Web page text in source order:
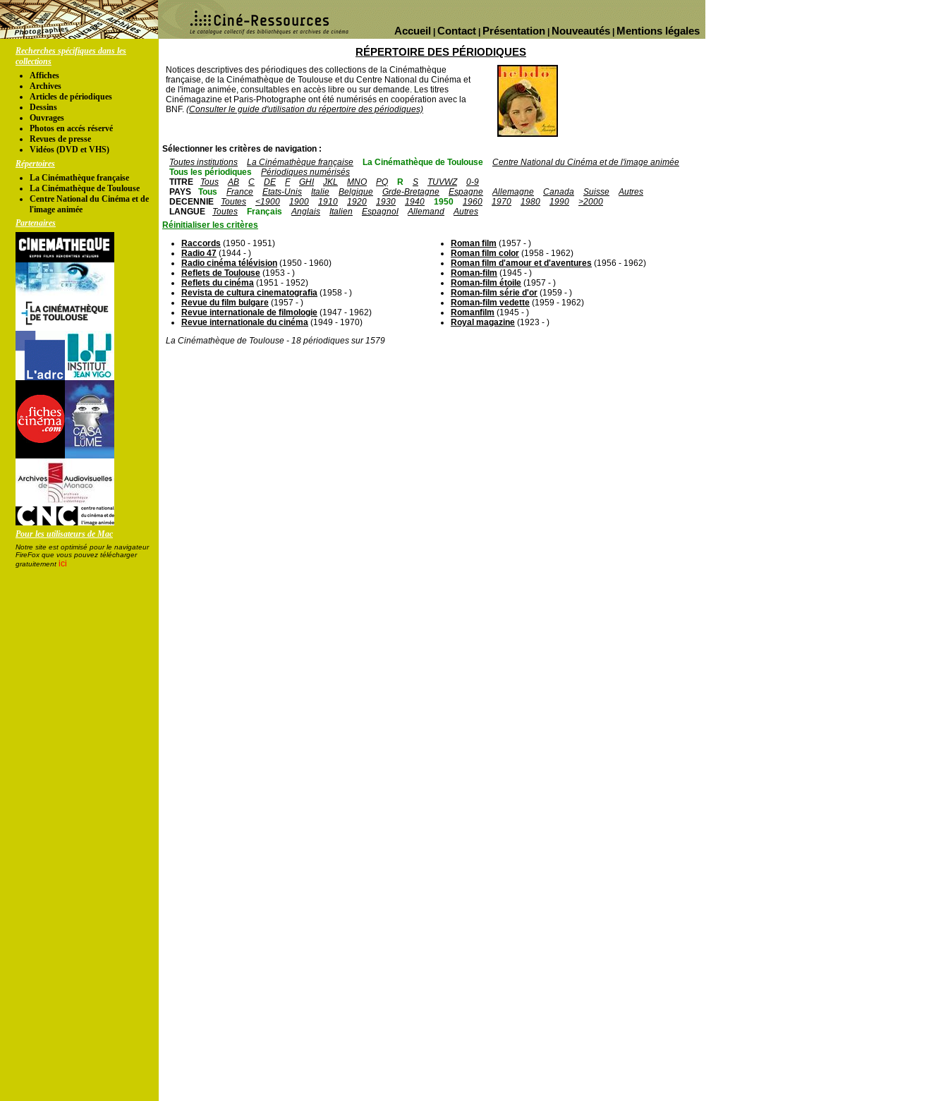
Mentions légales
Nouveautés
Présentation
Contact
Accueil
Recherches spécifiques dans les
collections
Affiches
Archives
Articles de périodiques
Dessins
Ouvrages
Photos en accés réservé
Revues de presse
Vidéos (DVD et VHS)
Répertoires
La Cinémathèque française
La Cinémathèque de Toulouse
Centre National du Cinéma et de
l'image animée
Partenaires
Pour les utilisateurs de Mac
Notre site est optimisé pour le navigateur
FireFox que vous pouvez télécharger
gratuitement ici
RÉPERTOIRE DES PÉRIODIQUES
Notices descriptives des périodiques des collections de la Cinémathèque
française, de la Cinémathèque de Toulouse et du Centre National du Cinéma et
de l'image animée, consultables en accès libre ou sur demande. Les titres
Cinémagazine et Paris-Photographe ont été numérisés en coopération avec la
BNF. (Consulter le guide d'utilisation du répertoire des périodiques)
Sélectionner les critères de navigation :
Toutes institutions
La Cinémathèque française La Cinémathèque de Toulouse
Centre National du Cinéma et de l'image animée
Tous les périodiques
Périodiques numérisés
TITRE
Tous AB C DE F GHI JKL MNO PQ R S TUVWZ
0-9
PAYS
Tous France Etats-Unis Italie Belgique Grde-Bretagne Espagne Allemagne Canada Suisse
Autres
DECENNIE
Toutes <1900 1900 1910 1920 1930 1940 1950 1960 1970 1980 1990
>2000
LANGUE
Toutes Français Anglais Italien Espagnol Allemand
Autres
Réinitialiser les critères
Raccords (1950 - 1951)
Radio 47 (1944 - )
Radio cinéma télévision (1950 - 1960)
Reflets de Toulouse (1953 - )
Reflets du cinéma (1951 - 1952)
Revista de cultura cinematografia (1958 - )
Revue du film bulgare (1957 - )
Revue internationale de filmologie (1947 - 1962)
Revue internationale du cinéma (1949 - 1970)
Roman film (1957 - )
Roman film color (1958 - 1962)
Roman film d'amour et d'aventures (1956 - 1962)
Roman-film (1945 - )
Roman-film étoile (1957 - )
Roman-film série d'or (1959 - )
Roman-film vedette (1959 - 1962)
Romanfilm (1945 - )
Royal magazine (1923 - )
La Cinémathèque de Toulouse - 18 périodiques sur 1579